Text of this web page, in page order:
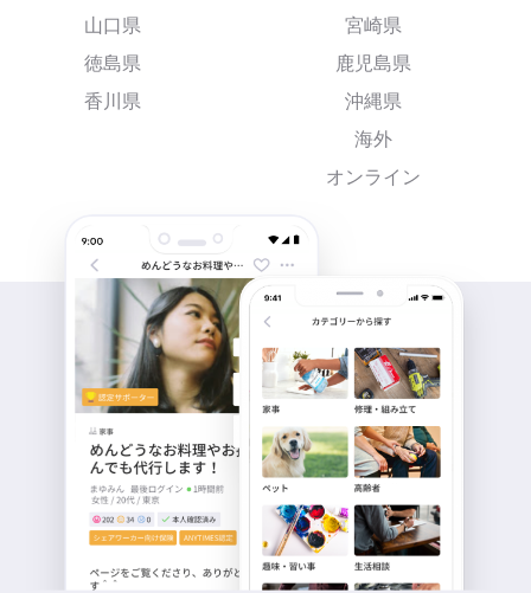
山口県
徳島県
香川県
宮崎県
鹿児島県
沖縄県
海外
オンライン